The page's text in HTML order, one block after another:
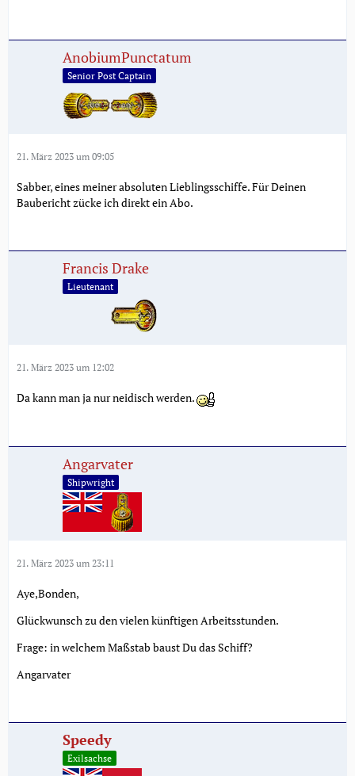
AnobiumPunctatum
Senior Post Captain
21. März 2023 um 09:05
Sabber, eines meiner absoluten Lieblingsschiffe. Für Deinen
Baubericht zücke ich direkt ein Abo.
Francis Drake
Lieutenant
21. März 2023 um 12:02
Da kann man ja nur neidisch werden.
Angarvater
Shipwright
21. März 2023 um 23:11
Aye,Bonden,
Glückwunsch zu den vielen künftigen Arbeitsstunden.
Frage: in welchem Maßstab baust Du das Schiff?
Angarvater
Speedy
Exilsachse